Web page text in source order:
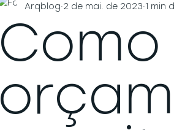
Arqblog 2 de mai. de 2023 1 min